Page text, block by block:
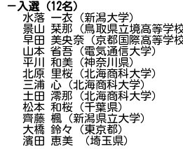
－入選（12名）
水落 一衣（新潟大学）
景山 栞那（鳥取県立境高等学校
早田 美央奈（京都国際高等学校
山本 省吾（電気通信大学）
平川 和美（神奈川県）
北原 里桜（北海商科大学）
三浦 心（北海商科大学）
土田 澪那（北海商科大学）
松本 和桜（千葉県）
齊藤 楓（新潟県立大学）
大橋 鈴々（東京都）
濱田 恵美 （埼玉県）